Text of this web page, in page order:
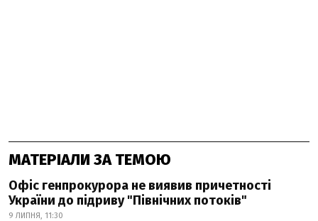
МАТЕРІАЛИ ЗА ТЕМОЮ
Офіс генпрокурора не виявив причетності
України до підриву "Північних потоків"
9 ЛИПНЯ, 11:30